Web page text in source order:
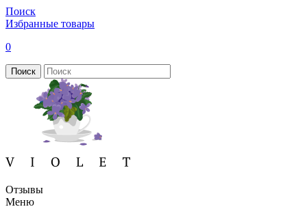
Поиск
Избранные товары
0
Поиск
Отзывы
Меню